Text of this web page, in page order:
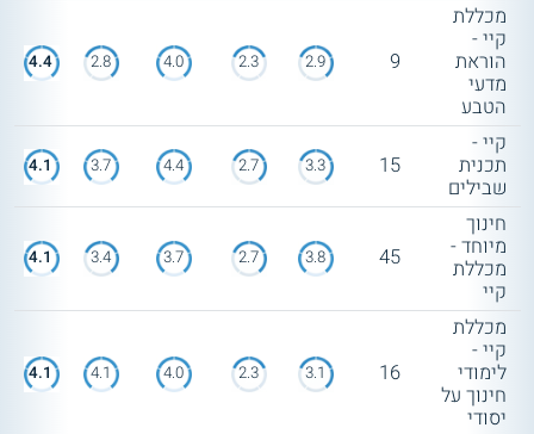
מכללת
קיי -
הוראת
מדעי
הטבע
9
2.9
2.3
4.0
2.8
4.4
קיי -
תכנית
שבילים
15
3.3
2.7
4.4
3.7
4.1
חינוך
מיוחד -
מכללת
קיי
45
3.8
2.7
3.7
3.4
4.1
מכללת
קיי -
לימודי
חינוך על
יסודי
16
3.1
2.3
4.0
4.1
4.1